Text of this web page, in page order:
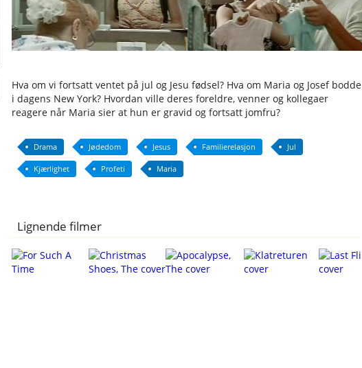
Hva om vi fortsatt ventet på jul og Jesu fødsel? Hva om Maria og Josef bodde
i dagens New York? Hvordan ville deres foreldre, venner og kollegaer
reagere når Maria sier at hun er gravid og fortsatt jomfru?
Drama Jødedom Jesus Familierelasjon Jul
Kjærlighet Profeti Maria
Lignende filmer